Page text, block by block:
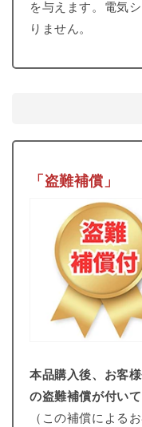
を与えます。電気
りません。
「盗難補償」
本品購入後、お客
の盗難補償が付いて
（この補償による